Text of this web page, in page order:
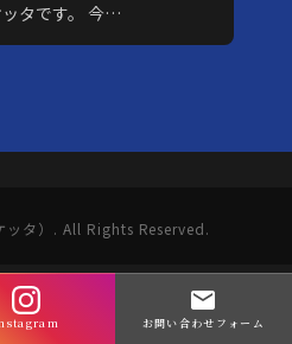
ッタです。 今…
お問い合わせフォーム
タ）. All Rights Reserved.